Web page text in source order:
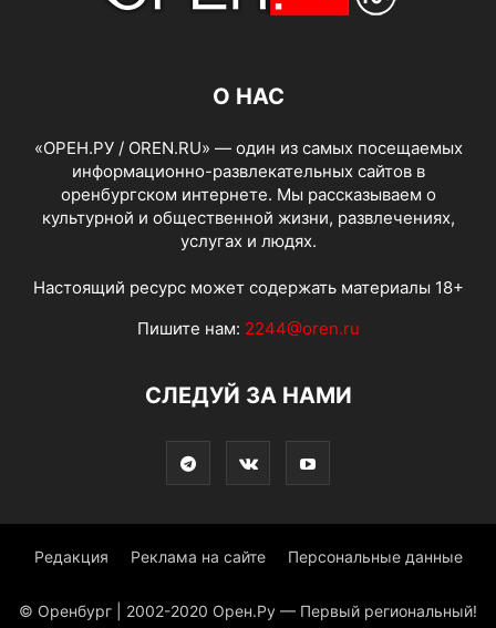
О НАС
«ОРЕН.РУ / OREN.RU» — один из самых посещаемых
информационно-развлекательных сайтов в
оренбургском интернете. Мы рассказываем о
культурной и общественной жизни, развлечениях,
услугах и людях.
Настоящий ресурс может содержать материалы 18+
Пишите нам: 2244@oren.ru
СЛЕДУЙ ЗА НАМИ
Редакция Реклама на сайте Персональные данные
© Оренбург | 2002-2020 Орен.Ру — Первый региональный!